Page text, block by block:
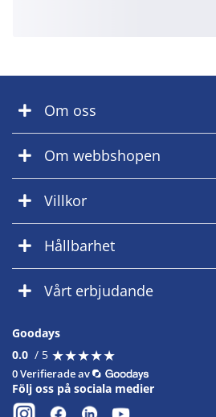
Om oss
Om webbshopen
Villkor
Hållbarhet
Vårt erbjudande
Goodays
0.0 / 5 ★★★★★
★★★★★
0 Verifierade av
Följ oss på sociala medier